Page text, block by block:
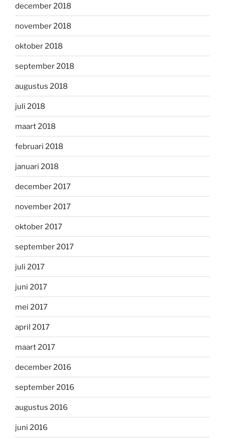
december 2018
november 2018
oktober 2018
september 2018
augustus 2018
juli 2018
maart 2018
februari 2018
januari 2018
december 2017
november 2017
oktober 2017
september 2017
juli 2017
juni 2017
mei 2017
april 2017
maart 2017
december 2016
september 2016
augustus 2016
juni 2016